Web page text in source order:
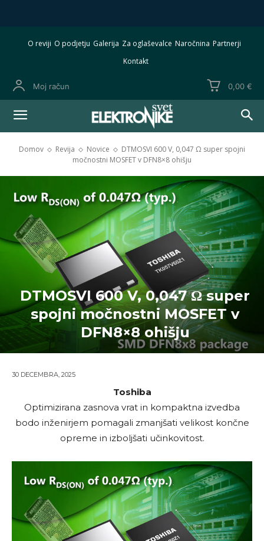
O reviji O podjetju Galerija Za oglaševalce Naročnina Partnerji
Kontakt
Moj račun 0,00 €
Domov Revija Novice
DTMOSVI 600 V, 0,047 Ω super spojni
močnostni MOSFET v DFN8×8 ohišju
DTMOSVI 600 V, 0,047 Ω super
spojni močnostni MOSFET v
DFN8×8 ohišju
30 DECEMBRA, 2025
Toshiba
Optimizirana zasnova vrat in kompaktna izvedba
bodo inženirjem pomagali zmanjšati velikost končne
opreme in izboljšati učinkovitost.